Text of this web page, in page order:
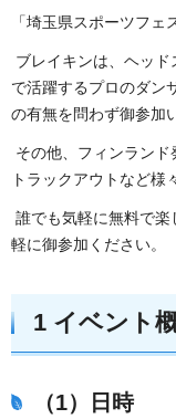
「埼玉県スポーツフェ
ブレイキンは、ヘッ
で活躍するプロのダン
の有無を問わず御参加
その他、フィンラン
トラックアウトなど様
誰でも気軽に無料で
軽に御参加ください。
1 イベント
（1）日時